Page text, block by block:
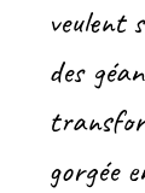
veulent
des
gorgée